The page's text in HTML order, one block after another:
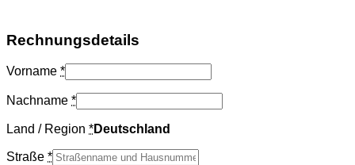
Rechnungsdetails
Vorname *
Nachname *
Land / Region *Deutschland
Straße *